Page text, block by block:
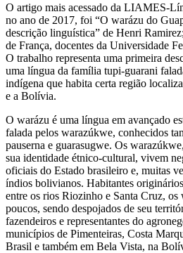
O artigo mais acessado da LIAMES-
no ano de 2017, foi “O warázu do
descrição linguística” de Henri
de França, docentes da Universidade
O trabalho representa uma primeira
uma língua da família tupi-guarani
indígena que habita certa região
e a Bolívia.
O warázu é uma língua em avançado
falada pelos warazúkwe, conhecidos
pauserna e guarasugwe. Os
sua identidade étnico-cultural, vivem
oficiais do Estado brasileiro e, muitas
índios bolivianos. Habitantes
entre os rios Riozinho e Santa Cruz,
poucos, sendo despojados de seu
fazendeiros e representantes do
municípios de Pimenteiras, Costa
Brasil e também em Bela Vista, na